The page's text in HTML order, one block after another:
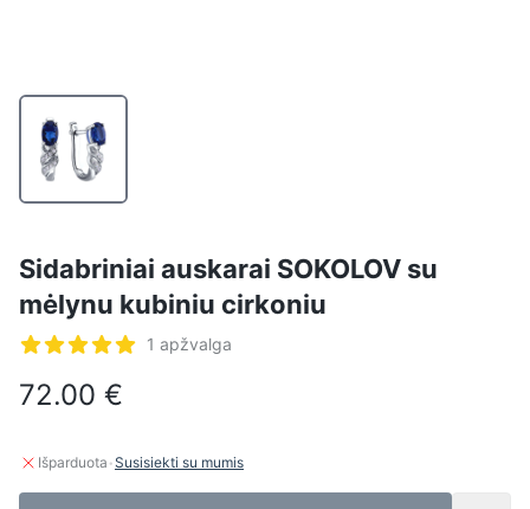
Sidabriniai auskarai SOKOLOV su
mėlynu kubiniu cirkoniu
Atsiliepimai
1 apžvalga
72.00 €
Išparduota ·Susisiekti su mumis